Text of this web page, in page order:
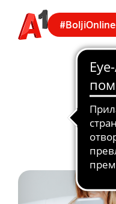
#BoljiOnline